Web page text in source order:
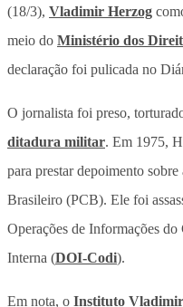
(18/3), Vladimir Herzog
meio do Ministério dos
declaração foi pulicada no
O jornalista foi preso,
ditadura militar. Em 1975,
para prestar depoimento
Brasileiro (PCB). Ele foi
Operações de Informações
Interna (DOI-Codi).
Em nota, o Instituto